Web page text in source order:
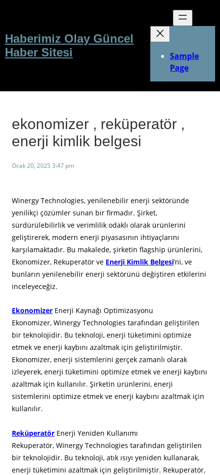
Haberimiz Olay Güncel
Haber Sitesi
Sample
Page
ekonomizer , reküperatör ,
enerji kimlik belgesi
Ocak 20, 2025 3:47 pm
Winergy Technologies, yenilenebilir enerji sektöründe
yenilikçi çözümler sunan bir firmadır. Şirket,
sürdürülebilirlik ve verimlilik odaklı olarak ürünlerini
geliştirerek, modern enerji piyasasının ihtiyaçlarını
karşılamaktadır. Bu makalede, şirketin flagship ürünlerini,
Ekonomizer, Rekuperatör ve Enerji Kimlik Belgesi‘ni, ve
bunların yenilenebilir enerji sektörünü değiştiren etkilerini
inceleyeceğiz.
Ekonomizer Enerji Kaynağı Optimizasyonu
Ekonomizer, Winergy Technologies tarafından geliştirilen
bir teknolojidir. Bu teknoloji, enerji tüketimini optimize
etmek ve enerji kaybını azaltmak için geliştirilmiştir.
Ekonomizer, enerji sistemlerini gerçek zamanlı olarak
izleyerek, enerji tüketimini optimize etmek ve enerji kaybını
azaltmak için kullanılır. Şirketin ürünlerini, enerji
sistemlerini optimize etmek ve enerji kaybını azaltmak için
kullanılır.
Reküperatör Enerji Yeniden Kullanımı
Rekuperatör, Winergy Technologies tarafından geliştirilen
bir teknolojidir. Bu teknoloji, atık ısıyı yeniden kullanarak,
enerji tüketimini azaltmak için geliştirilmiştir. Rekuperatör,